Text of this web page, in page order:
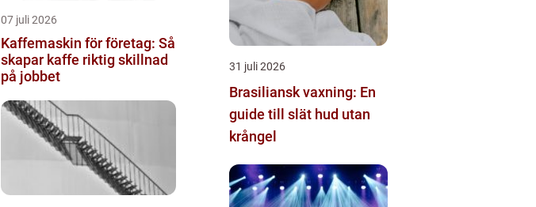
07 juli 2026
Kaffemaskin för företag: Så
skapar kaffe riktig skillnad
på jobbet
31 juli 2026
Brasiliansk vaxning: En
guide till slät hud utan
krångel